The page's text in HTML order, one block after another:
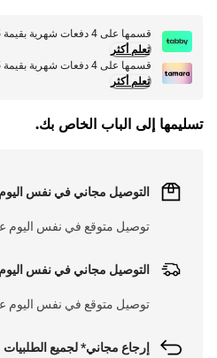
قسمها على 4 دفعات شهرية بقيمة
تعلم أكثر
قسمها على 4 دفعات شهرية بقيمة
تعلم أكثر
تسليمها إلى الباب الخاص بك.
التوصيل مجاني في نفس اليوم
توصيل متوقع في نفس اليوم على
التوصيل مجاني في نفس اليوم
توصيل متوقع في نفس اليوم على
إرجاع مجاني* لجميع الطلبيات